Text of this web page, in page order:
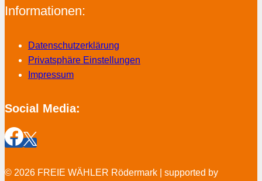
Informationen:
Datenschutzerklärung
Privatsphäre Einstellungen
Impressum
Social Media:
© 2026 FREIE WÄHLER Rödermark | supported by